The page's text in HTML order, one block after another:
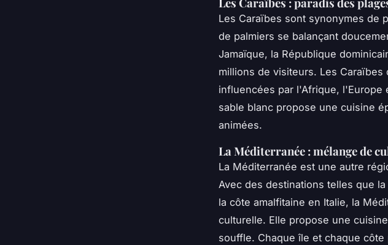
Les Caraïbes sont synonymes de
de palmiers se balançant
Jamaïque, la République
millions de visiteurs. Les
influencées par l'Afrique, l'Europe
sable blanc propose une cuisine
animées.
La Méditerranée : mélange de
La Méditerranée est une autre
Avec des destinations telles que
la côte amalfitaine en Italie, la
culturelle. Elle propose une
souffle. Chaque île et chaque